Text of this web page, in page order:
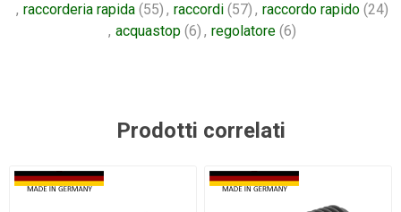
, raccorderia rapida (55) , raccordi (57) , raccordo rapido (24)
, acquastop (6) , regolatore (6)
Prodotti correlati